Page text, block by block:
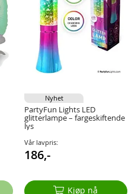
PartyFun Lights LED
glitterlampe – fargeskiftende
lys
Vår lavpris:
186,-
Kjøp nå
Nyhet